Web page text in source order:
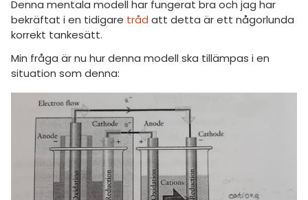
Denna mentala modell har fungerat bra och jag har
bekräftat i en tidigare tråd att detta är ett någorlunda
korrekt tankesätt.
Min fråga är nu hur denna modell ska tillämpas i en
situation som denna: